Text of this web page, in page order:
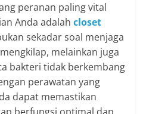
peranan paling vital
Anda adalah closet
sekadar soal menjaga
melainkan juga
bakteri tidak berkembang
perawatan yang
dapat memastikan